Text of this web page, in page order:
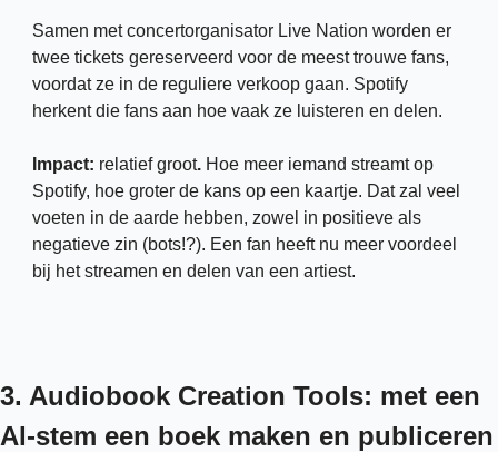
Samen met concertorganisator Live Nation worden er
twee tickets gereserveerd voor de meest trouwe fans,
voordat ze in de reguliere verkoop gaan. Spotify
herkent die fans aan hoe vaak ze luisteren en delen.
Impact: relatief groot. Hoe meer iemand streamt op
Spotify, hoe groter de kans op een kaartje. Dat zal veel
voeten in de aarde hebben, zowel in positieve als
negatieve zin (bots!?). Een fan heeft nu meer voordeel
bij het streamen en delen van een artiest.
3. Audiobook Creation Tools: met een
AI-stem een boek maken en publiceren